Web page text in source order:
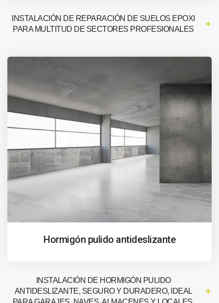
INSTALACIÓN DE REPARACIÓN DE SUELOS EPOXI
PARA MULTITUD DE SECTORES PROFESIONALES
Hormigón pulido antideslizante
INSTALACIÓN DE HORMIGÓN PULIDO
ANTIDESLIZANTE, SEGURO Y DURADERO, IDEAL